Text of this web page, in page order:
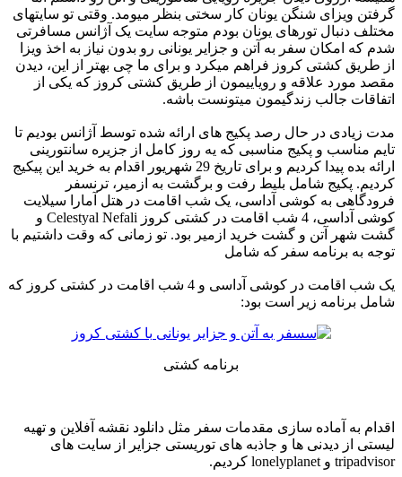
گرفتن ویزای شنگن یونان کار سختی بنظر میومد. وقتی تو سایتهای
مختلف دنبال تورهای یونان بودم متوجه سایت یک آژانس مسافرتی
شدم که امکان سفر به آتن و جزایر یونانی رو بدون نیاز به اخذ ویزا
از طریق کشتی کروز فراهم میکرد و برای ما چی بهتر از این، دیدن
مقصد مورد علاقه و رویاییمون از طریق کشتی کروز که یکی از
اتفاقات جالب زندگیمون میتونست باشه.
مدت زیادی در حال رصد پکیج های ارائه شده توسط آژانس بودیم تا
تایم مناسب و پکیج مناسبی که یه روز کامل از جزیره سانتورینی
ارائه بده پیدا کردیم و برای تاریخ 29 شهریور اقدام به خرید این پیکیج
کردیم. پکیج شامل بلیط رفت و برگشت به ازمیر، ترنسفر
فرودگاهی به کوشی آداسی، یک شب اقامت در هتل آمارا سیلایت
کوشی آداسی، 4 شب اقامت در کشتی کروز Celestyal Nefali و
گشت شهر آتن و گشت خرید ازمیر بود. تو زمانی که وقت داشتیم با
توجه به برنامه سفر که شامل
یک شب اقامت در کوشی آداسی و 4 شب اقامت در کشتی کروز که
شامل برنامه زیر است بود:
برنامه کشتی
اقدام به آماده سازی مقدمات سفر مثل دانلود نقشه آفلاین و تهیه
لیستی از دیدنی ها و جاذبه های توریستی جزایر از سایت های
tripadvisor و lonelyplanet کردیم.